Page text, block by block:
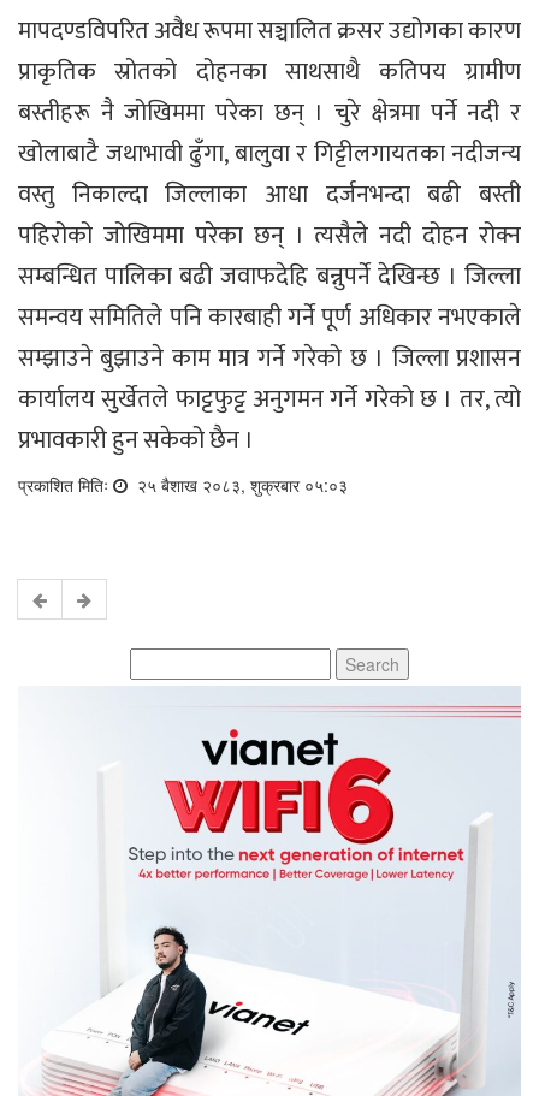
मापदण्डविपरित अवैध रूपमा सञ्चालित क्रसर उद्योगका कारण
प्राकृतिक स्रोतको दोहनका साथसाथै कतिपय ग्रामीण
बस्तीहरू नै जोखिममा परेका छन् । चुरे क्षेत्रमा पर्ने नदी र
खोलाबाटै जथाभावी ढुँगा, बालुवा र गिट्टीलगायतका नदीजन्य
वस्तु निकाल्दा जिल्लाका आधा दर्जनभन्दा बढी बस्ती
पहिरोको जोखिममा परेका छन् । त्यसैले नदी दोहन रोक्न
सम्बन्धित पालिका बढी जवाफदेहि बन्नुपर्ने देखिन्छ । जिल्ला
समन्वय समितिले पनि कारबाही गर्ने पूर्ण अधिकार नभएकाले
सम्झाउने बुझाउने काम मात्र गर्ने गरेको छ । जिल्ला प्रशासन
कार्यालय सुर्खेतले फाट्टफुट्ट अनुगमन गर्ने गरेको छ । तर, त्यो
प्रभावकारी हुन सकेको छैन ।
प्रकाशित मितिः २५ बैशाख २०८३, शुक्रबार ०५:०३
for: